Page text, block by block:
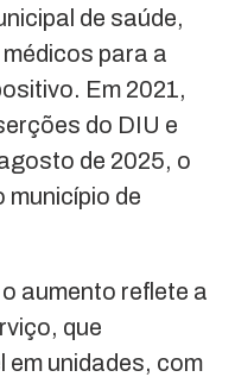
de saúde,
para a
Em 2021,
do DIU e
de 2025, o
município de
aumento reflete a
que
em unidades, com